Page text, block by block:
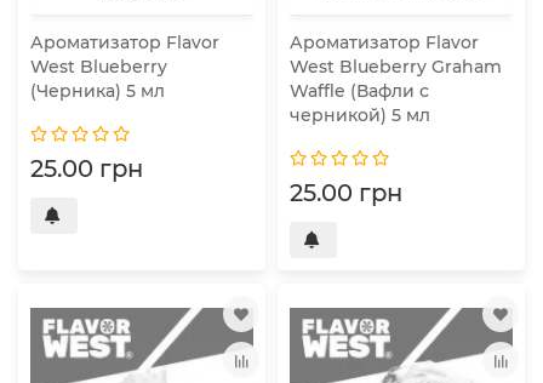
Ароматизатор Flavor
West Blueberry
(Черника) 5 мл
25.00 грн
Ароматизатор Flavor
West Blueberry Graham
Waffle (Вафли с
черникой) 5 мл
25.00 грн